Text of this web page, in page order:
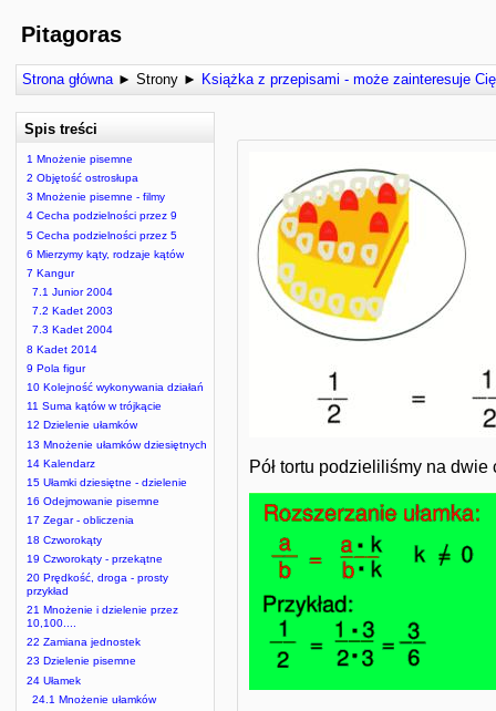
Pitagoras
Strona główna ► Strony ► Książka z przepisami - może zainteresuje
Pół tortu podzieliliśmy na
Spis treści
1 Mnożenie pisemne
2 Objętość ostrosłupa
3 Mnożenie pisemne - filmy
4 Cecha podzielności przez 9
5 Cecha podzielności przez 5
6 Mierzymy kąty, rodzaje kątów
7 Kangur
7.1 Junior 2004
7.2 Kadet 2003
7.3 Kadet 2004
8 Kadet 2014
9 Pola figur
10 Kolejność wykonywania działań
11 Suma kątów w trójkącie
12 Dzielenie ułamków
13 Mnożenie ułamków dziesiętnych
14 Kalendarz
15 Ułamki dziesiętne - dzielenie
16 Odejmowanie pisemne
17 Zegar - obliczenia
18 Czworokąty
19 Czworokąty - przekątne
20 Prędkość, droga - prosty
przykład
21 Mnożenie i dzielenie przez
10,100....
22 Zamiana jednostek
23 Dzielenie pisemne
24 Ułamek
24.1 Mnożenie ułamków